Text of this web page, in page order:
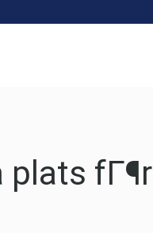
plats fГ¶r